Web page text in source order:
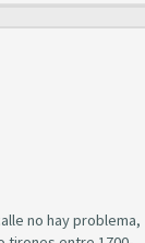
no hay problema,